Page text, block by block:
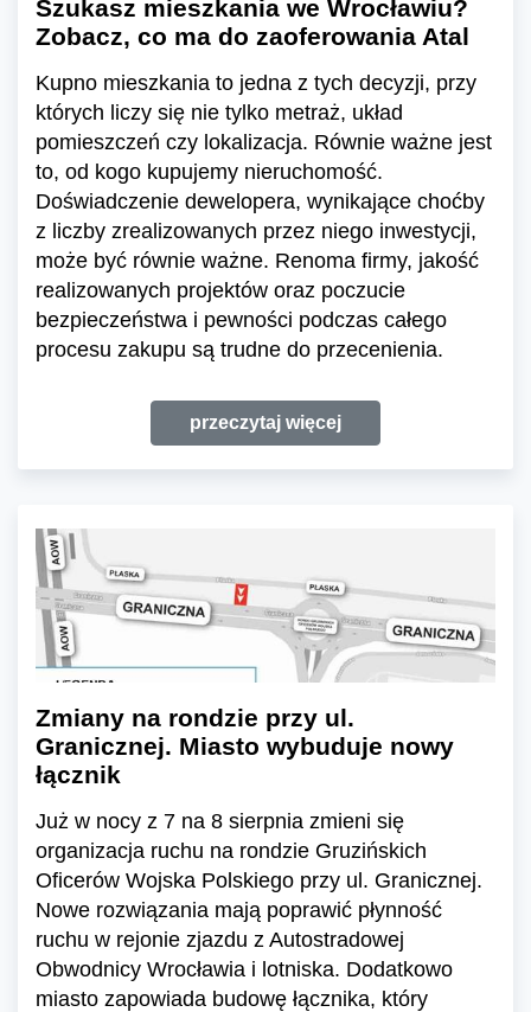
Szukasz mieszkania we Wrocławiu?
Zobacz, co ma do zaoferowania Atal
Kupno mieszkania to jedna z tych decyzji, przy
których liczy się nie tylko metraż, układ
pomieszczeń czy lokalizacja. Równie ważne jest
to, od kogo kupujemy nieruchomość.
Doświadczenie dewelopera, wynikające choćby
z liczby zrealizowanych przez niego inwestycji,
może być równie ważne. Renoma firmy, jakość
realizowanych projektów oraz poczucie
bezpieczeństwa i pewności podczas całego
procesu zakupu są trudne do przecenienia.
przeczytaj więcej
Zmiany na rondzie przy ul.
Granicznej. Miasto wybuduje nowy
łącznik
Już w nocy z 7 na 8 sierpnia zmieni się
organizacja ruchu na rondzie Gruzińskich
Oficerów Wojska Polskiego przy ul. Granicznej.
Nowe rozwiązania mają poprawić płynność
ruchu w rejonie zjazdu z Autostradowej
Obwodnicy Wrocławia i lotniska. Dodatkowo
miasto zapowiada budowę łącznika, który